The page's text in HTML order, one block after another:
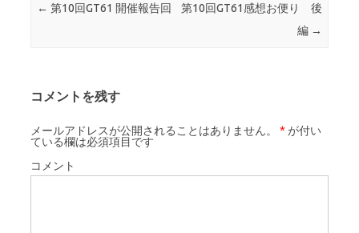
投稿ナビゲーション
← 第10回GT61 開催報告回
第10回GT61感想お便り 後
編 →
コメントを残す
メールアドレスが公開されることはありません。 * が付い
ている欄は必須項目です
コメント